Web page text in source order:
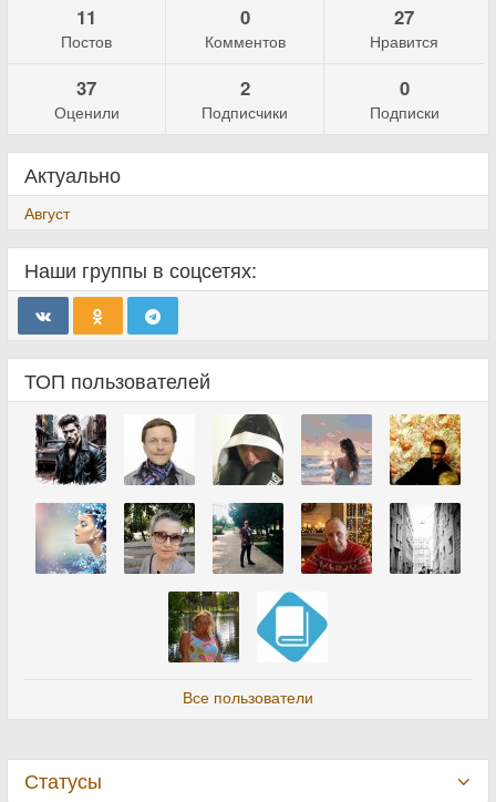
11
Постов
0
Комментов
27
Нравится
37
Оценили
2
Подписчики
0
Подписки
Актуально
Август
Наши группы в соцсетях:
ТОП пользователей
Все пользователи
Статусы